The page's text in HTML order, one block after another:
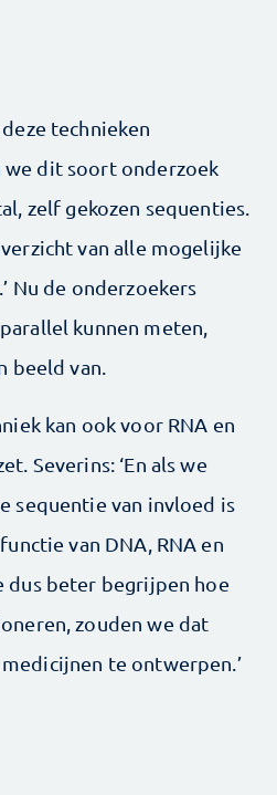
technieken
we dit soort onderzoek
zelf gekozen sequenties.
van alle mogelijke
Nu de onderzoekers
kunnen meten,
beeld van.
kan ook voor RNA en
Severins: ‘En als we
sequentie van invloed is
van DNA, RNA en
dus beter begrijpen hoe
zouden we dat
te ontwerpen.’